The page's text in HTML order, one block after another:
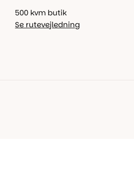
500 kvm butik
Se rutevejledning